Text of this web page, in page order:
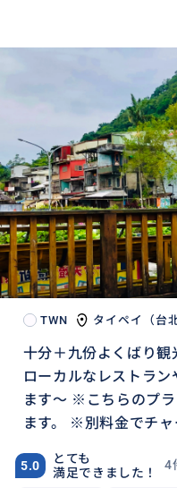
TWN タイペイ（台
十分＋九份よくばり
ローカルなレストラ
ます〜 ※こちらのプ
ます。 ※別料金でチャ
5.0
とても
満足できました！
4